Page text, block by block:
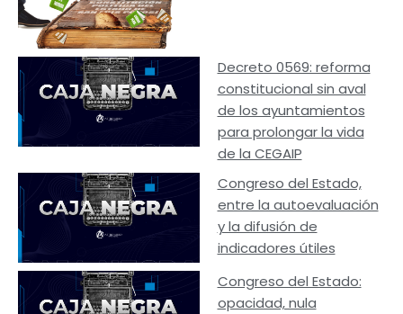
Decreto 0569: reforma
constitucional sin aval
de los ayuntamientos
para prolongar la vida
de la CEGAIP
Congreso del Estado,
entre la autoevaluación
y la difusión de
indicadores útiles
Congreso del Estado:
opacidad, nula